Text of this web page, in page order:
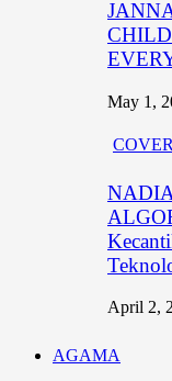
May 1,
April 2,
AGAMA